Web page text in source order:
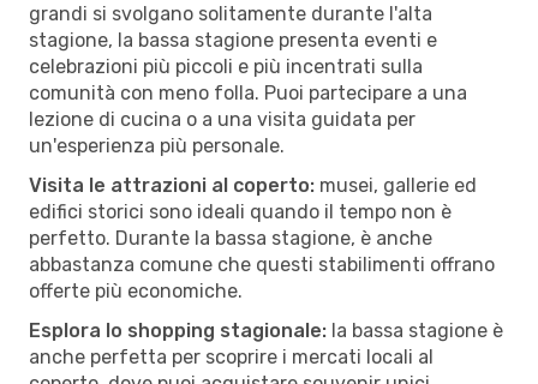
grandi si svolgano solitamente durante l'alta
stagione, la bassa stagione presenta eventi e
celebrazioni più piccoli e più incentrati sulla
comunità con meno folla. Puoi partecipare a una
lezione di cucina o a una visita guidata per
un'esperienza più personale.
Visita le attrazioni al coperto: musei, gallerie ed
edifici storici sono ideali quando il tempo non è
perfetto. Durante la bassa stagione, è anche
abbastanza comune che questi stabilimenti offrano
offerte più economiche.
Esplora lo shopping stagionale: la bassa stagione è
anche perfetta per scoprire i mercati locali al